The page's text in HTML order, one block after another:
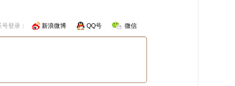
登录： 新浪微博 QQ号 微信